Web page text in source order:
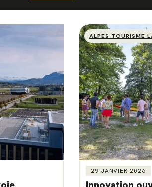
ALPES TOURISME
29 JANVIER 2026